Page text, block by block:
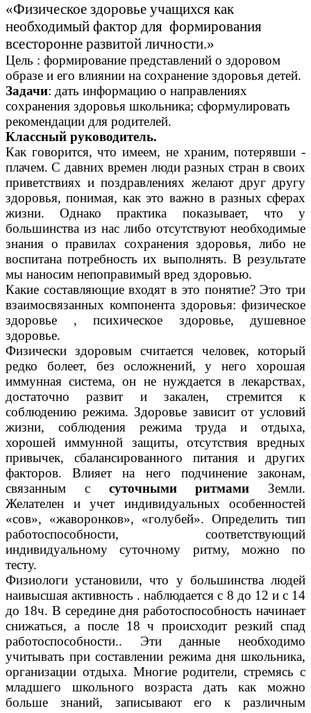
«Физическое здоровье учащихся как
необходимый фактор для формирования
всесторонне развитой личности.»
Цель : формирование представлений о здоровом
образе и его влиянии на сохранение здоровья детей.
Задачи: дать информацию о направлениях
сохранения здоровья школьника; сформулировать
рекомендации для родителей.
Классный руководитель.
Как говорится, что имеем, не храним, потерявши -
плачем. С давних времен люди разных стран в своих
приветствиях и поздравлениях желают друг другу
здоровья, понимая, как это важно в разных сферах
жизни. Однако практика показывает, что у
большинства из нас либо отсутствуют необходимые
знания о правилах сохранения здоровья, либо не
воспитана потребность их выполнять. В результате
мы наносим непоправимый вред здоровью.
Какие составляющие входят в это понятие? Это три
взаимосвязанных компонента здоровья: физическое
здоровье , психическое здоровье, душевное
здоровье.
Физически здоровым считается человек, который
редко болеет, без осложнений, у него хорошая
иммунная система, он не нуждается в лекарствах,
достаточно развит и закален, стремится к
соблюдению режима. Здоровье зависит от условий
жизни, соблюдения режима труда и отдыха,
хорошей иммунной защиты, отсутствия вредных
привычек, сбалансированного питания и других
факторов. Влияет на него подчинение законам,
связанным с суточными ритмами Земли.
Желателен и учет индивидуальных особенностей
«сов», «жаворонков», «голубей». Определить тип
работоспособности, соответствующий
индивидуальному суточному ритму, можно по
тесту.
Физиологи установили, что у большинства людей
наивысшая активность . наблюдается с 8 до 12 и с 14
до 18ч. В середине дня работоспособность начинает
снижаться, а после 18 ч происходит резкий спад
работоспособности.. Эти данные необходимо
учитывать при составлении режима дня школьника,
организации отдыха. Многие родители, стремясь с
младшего школьного возраста дать как можно
больше знаний, записывают его к различным